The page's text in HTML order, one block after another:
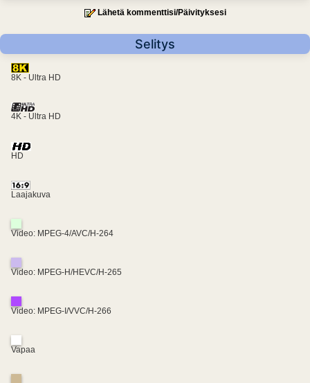
Lähetä kommenttisi/Päivityksesi
Selitys
8K - Ultra HD
4K - Ultra HD
HD
Laajakuva
Video: MPEG-4/AVC/H-264
Video: MPEG-H/HEVC/H-265
Video: MPEG-I/VVC/H-266
Vapaa